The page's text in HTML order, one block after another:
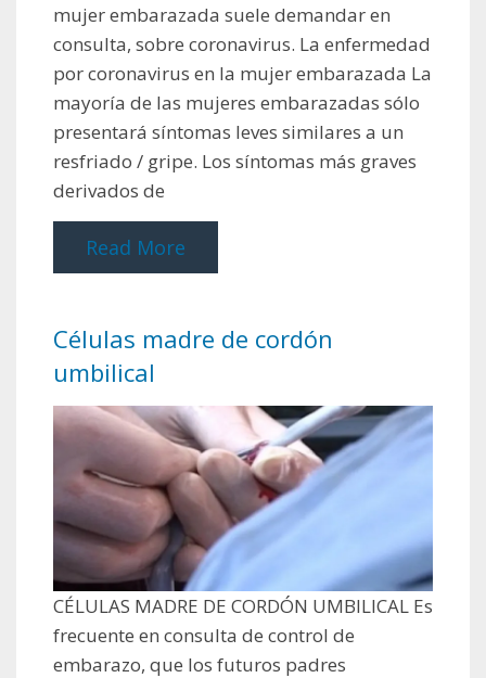
mujer embarazada suele demandar en
consulta, sobre coronavirus. La enfermedad
por coronavirus en la mujer embarazada La
mayoría de las mujeres embarazadas sólo
presentará síntomas leves similares a un
resfriado / gripe. Los síntomas más graves
derivados de
Read More
Células madre de cordón
umbilical
CÉLULAS MADRE DE CORDÓN UMBILICAL Es
frecuente en consulta de control de
embarazo, que los futuros padres